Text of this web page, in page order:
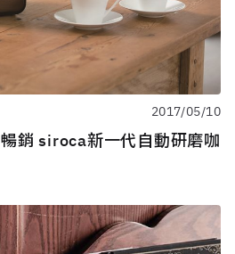
2017/05/10
銷 siroca新一代自動研磨咖